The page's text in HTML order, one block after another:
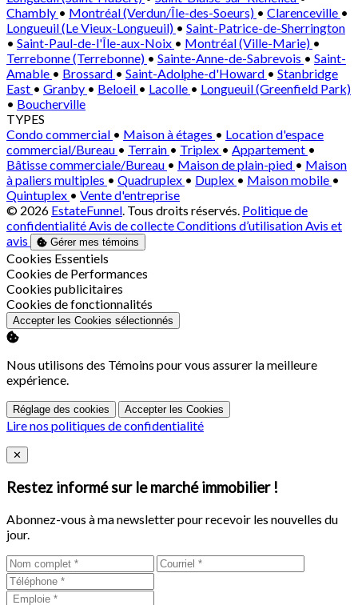
Chambly • Montréal (Verdun/Île-des-Soeurs) • Clarenceville •
Longueuil (Le Vieux-Longueuil) • Saint-Patrice-de-Sherrington
• Saint-Paul-de-l'Île-aux-Noix • Montréal (Ville-Marie) •
Terrebonne (Terrebonne) • Sainte-Anne-de-Sabrevois • Saint-
Amable • Brossard • Saint-Adolphe-d'Howard • Stanbridge
East • Granby • Beloeil • Lacolle • Longueuil (Greenfield Park)
• Boucherville
TYPES
Condo commercial • Maison à étages • Location d'espace
commercial/Bureau • Terrain • Triplex • Appartement •
Bâtisse commerciale/Bureau • Maison de plain-pied • Maison
à paliers multiples • Quadruplex • Duplex • Maison mobile •
Quintuplex • Vente d'entreprise
© 2026 EstateFunnel. Tous droits réservés. Politique de
confidentialitéAvis de collecteConditions d’utilisationAvis et
avis
Gérer mes témoins
Activer
Cookies Essentiels
Activer
Cookies de Performances
Activer
Cookies publicitaires
Activer
Cookies de fonctionnalités
Accepter les Cookies sélectionnés
Nous utilisons des Témoins pour vous assurer la meilleure
expérience.
Réglage des cookies Accepter les Cookies
Lire nos politiques de confidentialité
Close
✕
Restez informé sur le marché immobilier !
Abonnez-vous à ma newsletter pour recevoir les nouvelles du
jour.